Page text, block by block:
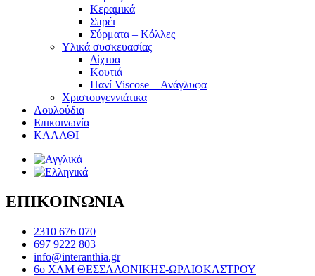
Κεραμικά
Σπρέι
Σύρματα – Κόλλες
Υλικά συσκευασίας
Δίχτυα
Κουτιά
Πανί Viscose – Ανάγλυφα
Χριστουγεννιάτικα
Λουλούδια
Επικοινωνία
ΚΑΛΑΘΙ
ΕΠΙΚΟΙΝΩΝΙΑ
2310 676 070
697 9222 803
info@interanthia.gr
6ο ΧΛΜ ΘΕΣΣΑΛΟΝΙΚΗΣ-ΩΡΑΙΟΚΑΣΤΡΟΥ